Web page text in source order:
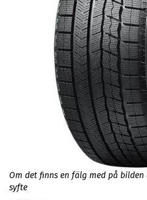
Om det finns en fälg med på
syfte